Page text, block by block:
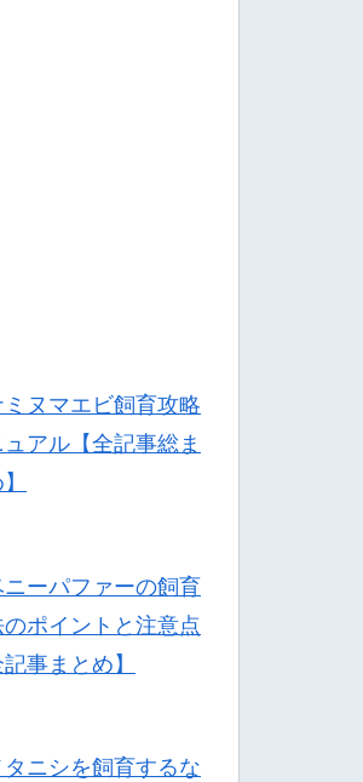
ミヌマエビ飼育攻略
ュアル【全記事総ま
ニーパファーの飼育
ポイントと注意点
記事まとめ】
タニシを飼育するな